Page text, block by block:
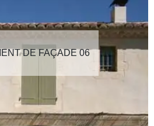
DE FAÇADE 06